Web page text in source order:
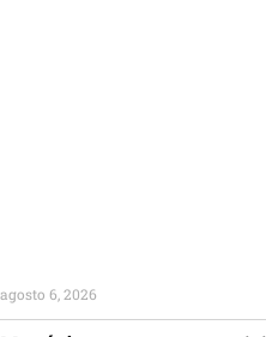
agosto 6, 2026